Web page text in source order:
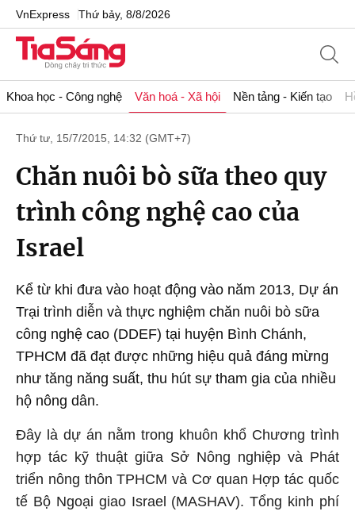
VnExpress Thứ bảy, 8/8/2026
Khoa học - Công nghệ Văn hoá - Xã hội Nền tảng - Kiến tạo
Thứ tư, 15/7/2015, 14:32 (GMT+7)
Chăn nuôi bò sữa theo quy
trình công nghệ cao của
Israel
Kể từ khi đưa vào hoạt động vào năm 2013, Dự án
Trại trình diễn và thực nghiệm chăn nuôi bò sữa
công nghệ cao (DDEF) tại huyện Bình Chánh,
TPHCM đã đạt được những hiệu quả đáng mừng
như tăng năng suất, thu hút sự tham gia của nhiều
hộ nông dân.
Đây là dự án nằm trong khuôn khổ Chương trình
hợp tác kỹ thuật giữa Sở Nông nghiệp và Phát
triển nông thôn TPHCM và Cơ quan Hợp tác quốc
tế Bộ Ngoại giao Israel (MASHAV). Tổng kinh phí